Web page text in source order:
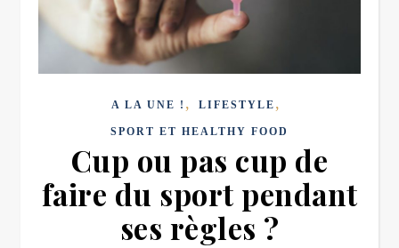
A LA UNE ! , LIFESTYLE ,
SPORT ET HEALTHY FOOD
Cup ou pas cup de
faire du sport pendant
ses règles ?